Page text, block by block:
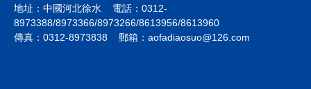
地址：中國河北徐水 電話：0312-
8973388/8973366/8973266/8613956/8613960
傳真：0312-8973838 郵箱：aofadiaosuo@126.com